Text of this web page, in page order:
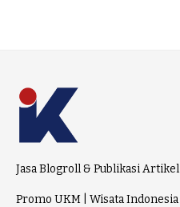
Jasa Blogroll & Publikasi Artikel
Promo UKM Wisata Indonesia